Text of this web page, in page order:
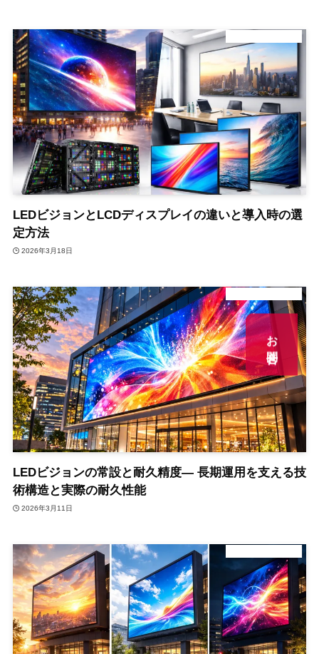
LEDビジョンとLCDディスプレイの違いと導入時の選
定方法
2026年3月18日
LEDビジョンの常設と耐久精度― 長期運用を支える技
術構造と実際の耐久性能
2026年3月11日
お問合せ
お問合せ